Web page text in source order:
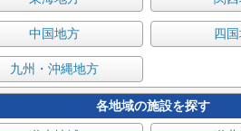
中国地方 四
九州・沖縄地方
各地域の施設を探す